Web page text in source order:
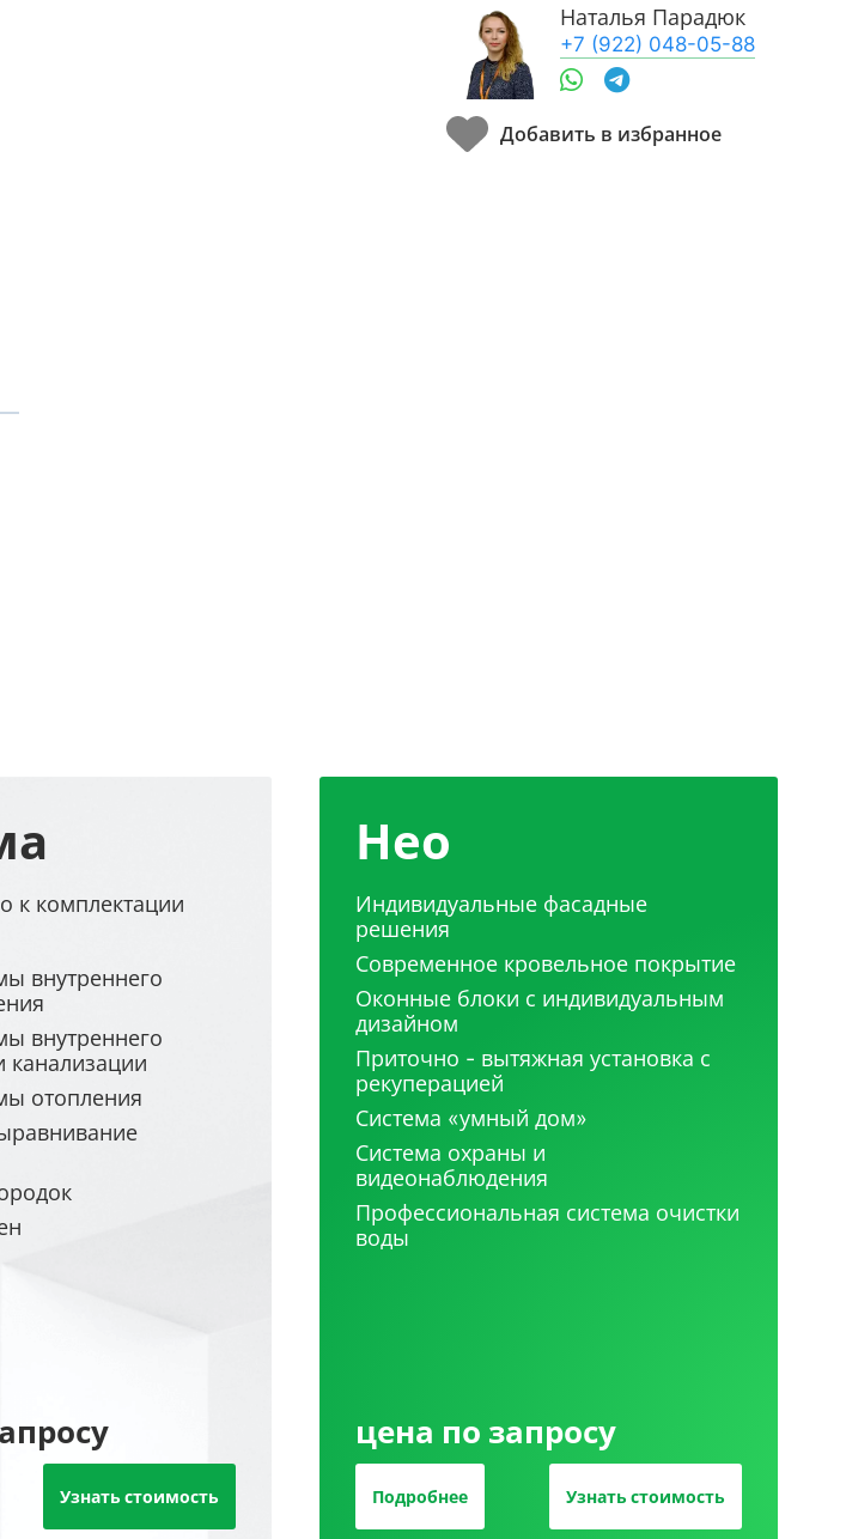
Наталья Парадюк
+7 (922) 048-05-88
к комплектации
внутреннего
внутреннего
канализации
отопления
Узнать стоимость
Нео
Индивидуальные фасадные
решения
Современное кровельное покрытие
Оконные блоки с индивидуальным
дизайном
Приточно - вытяжная установка с
рекуперацией
Система «умный дом»
Система охраны и
видеонаблюдения
Профессиональная система очистки
воды
цена по запросу
Подробнее Узнать стоимость